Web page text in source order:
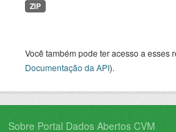
ZIP
Você também pode ter acesso a esses
Documentação da API).
Sobre Portal Dados Abertos CVM